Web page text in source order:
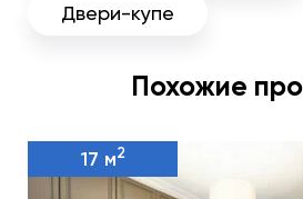
Двери-купе
Похожие
17 м2